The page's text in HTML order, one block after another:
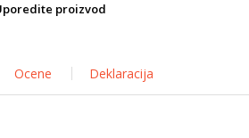
proizvod
Ocene Deklaracija